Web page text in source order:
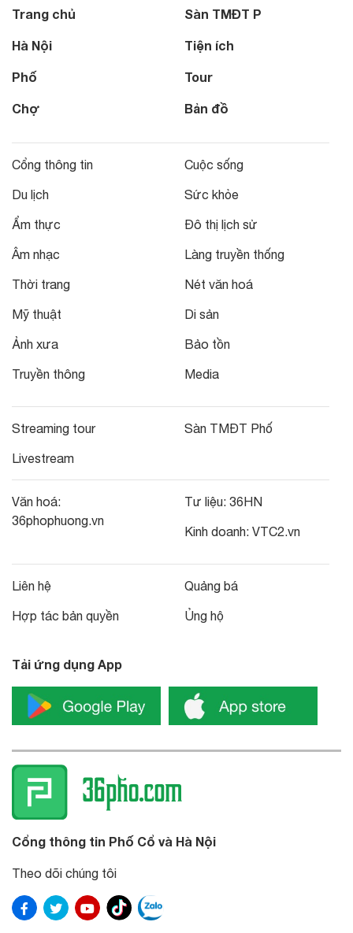
Trang chủ
Hà Nội
Phố
Chợ
Sàn TMĐT P
Tiện ích
Tour
Bản đồ
Cổng thông tin
Du lịch
Ẩm thực
Âm nhạc
Thời trang
Mỹ thuật
Ảnh xưa
Truyền thông
Cuộc sống
Sức khỏe
Đô thị lịch sử
Làng truyền thống
Nét văn hoá
Di sản
Bảo tồn
Media
Streaming tour
Livestream
Sàn TMĐT Phố
Văn hoá:
36phophuong.vn
Tư liệu: 36HN
Kinh doanh: VTC2.vn
Liên hệ
Hợp tác bản quyền
Quảng bá
Ủng hộ
Tải ứng dụng App
Cổng thông tin Phố Cổ và Hà Nội
Theo dõi chúng tôi